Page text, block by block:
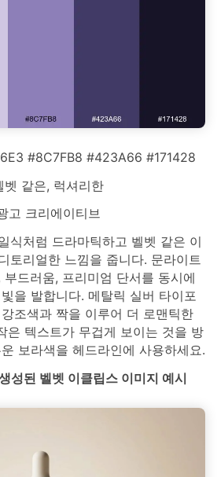
#8C7FB8 #423A66 #171428
벳 같은, 럭셔리한
고 크리에이티브
식처럼 드라마틱하고 벨벳 같은 이
토리얼한 느낌을 줍니다. 문라이트
드러움, 프리미엄 단서를 동시에
을 발합니다. 메탈릭 실버 타이포
조색과 짝을 이루어 더 로맨틱한
은 텍스트가 무겁게 보이는 것을 방
보라색을 헤드라인에 사용하세요.
성된 벨벳 이클립스 이미지 예시